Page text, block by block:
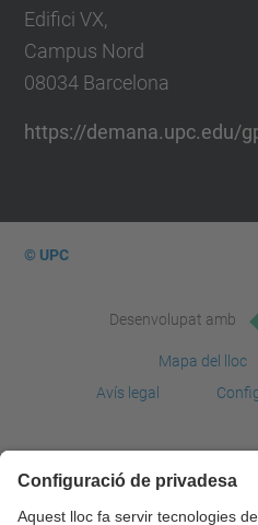
Edifici VX,
Campus Nord
08034 Barcelona
https://demana.upc.edu/
© UPC
Desenvolupat amb
Mapa del lloc
Avís legal